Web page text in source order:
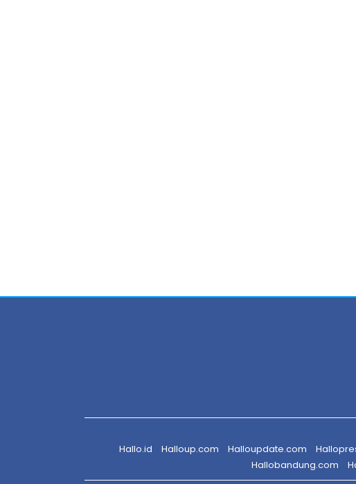
Hallo.id
Halloup.com Halloupdate.com
Hallobandung.com